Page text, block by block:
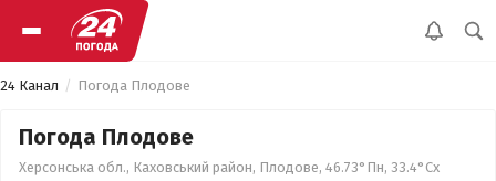
24 Канал Погода Плодове
Погода Плодове
Херсонська обл., Каховський район, Плодове, 46.73°Пн, 33.4°Сх